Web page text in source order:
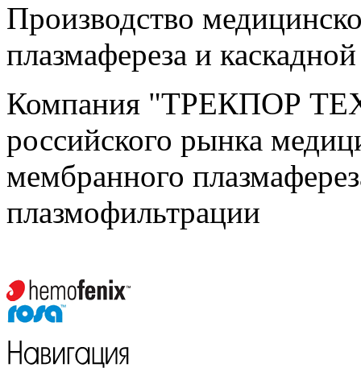
Производство
плазмафереза и
Компания "ТРЕКПОР
российского рынка
мембранного
плазмофильтрации